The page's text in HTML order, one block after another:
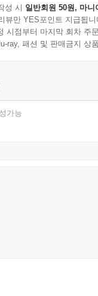
성 시 일반회원 50원, 마니
뷰만 YES포인트 지급됩니
시점부터 마지막 회차 주
ray, 패션 및 판매금지 상
가능